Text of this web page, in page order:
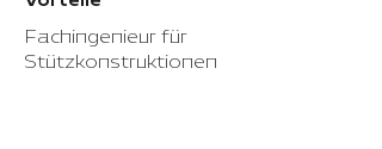
Fachingenieur für
Stützkonstruktionen